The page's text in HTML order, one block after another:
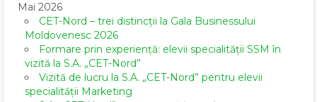
Mai 2026
CET-Nord – trei distincții la Gala Businessului
Moldovenesc 2026
Formare prin experiență: elevii specialității SSM în
vizită la S.A. „CET-Nord”
Vizită de lucru la S.A. „CET-Nord” pentru elevii
specialității Marketing